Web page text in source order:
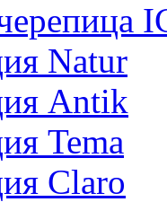
Natur
Antik
Tema
Claro